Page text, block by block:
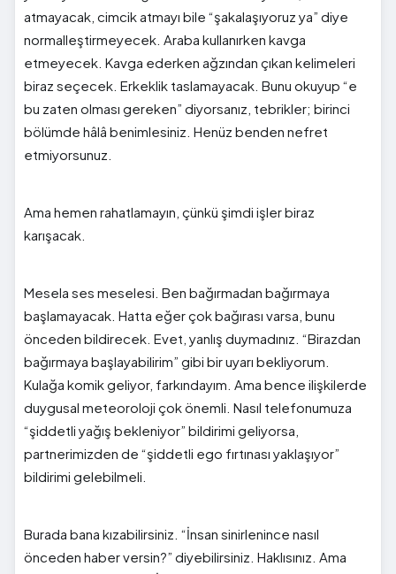
atmayacak, cimcik atmayı bile “şakalaşıyoruz ya” diye
normalleştirmeyecek. Araba kullanırken kavga
etmeyecek. Kavga ederken ağzından çıkan kelimeleri
biraz seçecek. Erkeklik taslamayacak. Bunu okuyup “e
bu zaten olması gereken” diyorsanız, tebrikler; birinci
bölümde hâlâ benimlesiniz. Henüz benden nefret
etmiyorsunuz.
Ama hemen rahatlamayın, çünkü şimdi işler biraz
karışacak.
Mesela ses meselesi. Ben bağırmadan bağırmaya
başlamayacak. Hatta eğer çok bağırası varsa, bunu
önceden bildirecek. Evet, yanlış duymadınız. “Birazdan
bağırmaya başlayabilirim” gibi bir uyarı bekliyorum.
Kulağa komik geliyor, farkındayım. Ama bence ilişkilerde
duygusal meteoroloji çok önemli. Nasıl telefonumuza
“şiddetli yağış bekleniyor” bildirimi geliyorsa,
partnerimizden de “şiddetli ego fırtınası yaklaşıyor”
bildirimi gelebilmeli.
Burada bana kızabilirsiniz. “İnsan sinirlenince nasıl
önceden haber versin?” diyebilirsiniz. Haklısınız. Ama